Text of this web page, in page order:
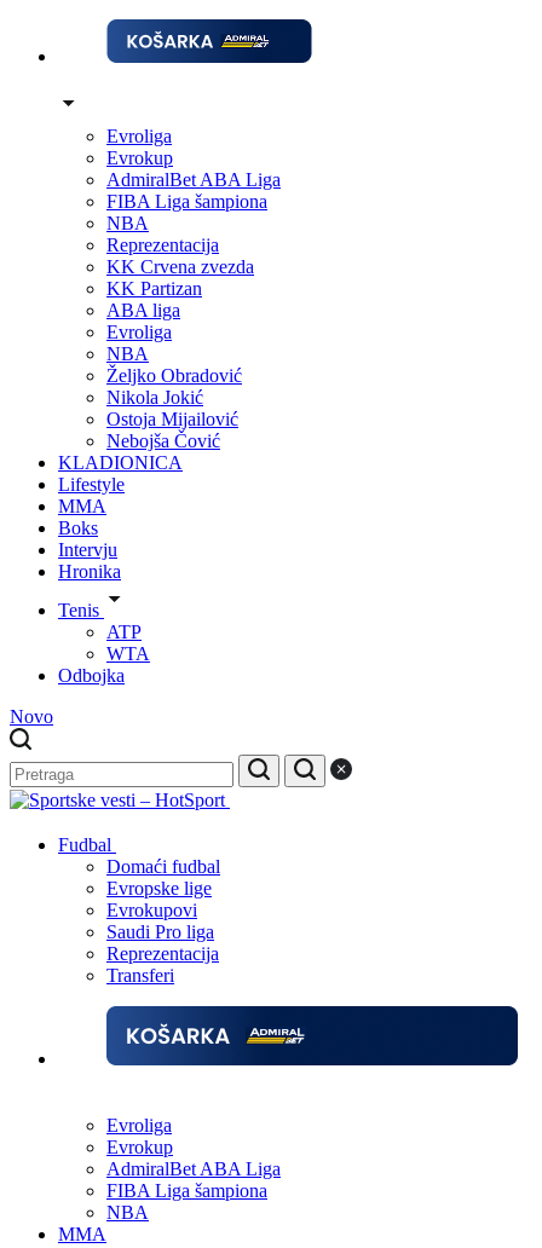
Evroliga
Evrokup
AdmiralBet ABA Liga
FIBA Liga šampiona
NBA
Reprezentacija
KK Crvena zvezda
KK Partizan
ABA liga
Evroliga
NBA
Željko Obradović
Nikola Jokić
Ostoja Mijailović
Nebojša Čović
KLADIONICA
Lifestyle
MMA
Boks
Intervju
Hronika
Tenis
ATP
WTA
Odbojka
Novo
Fudbal
Domaći fudbal
Evropske lige
Evrokupovi
Saudi Pro liga
Reprezentacija
Transferi
Evroliga
Evrokup
AdmiralBet ABA Liga
FIBA Liga šampiona
NBA
MMA